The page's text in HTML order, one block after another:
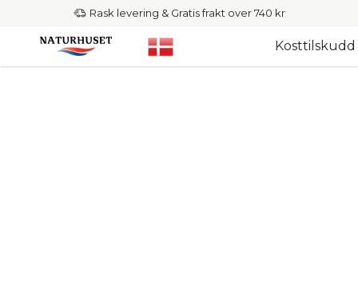
Rask levering & Gratis frakt over 740 kr
Kosttilskudd